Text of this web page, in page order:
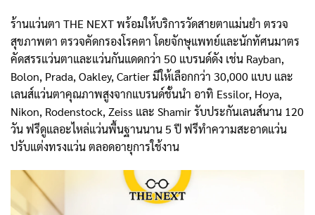
ร้านแว่นตา THE NEXT พร้อมให้บริการวัดสายตาแม่นยำ ตรวจ
สุขภาพตา ตรวจคัดกรองโรคตา โดยจักษุแพทย์และนักทัศนมาตร
คัดสรรแว่นตาและแว่นกันแดดกว่า 50 แบรนด์ดัง เช่น Rayban,
Bolon, Prada, Oakley, Cartier มีให้เลือกกว่า 30,000 แบบ และ
เลนส์แว่นตาคุณภาพสูงจากแบรนด์ชั้นนำ อาทิ Essilor, Hoya,
Nikon, Rodenstock, Zeiss และ Shamir รับประกันเลนส์นาน 120
วัน ฟรีดูแลอะไหล่แว่นพื้นฐานนาน 5 ปี ฟรีทำความสะอาดแว่น
ปรับแต่งทรงแว่น ตลอดอายุการใช้งาน